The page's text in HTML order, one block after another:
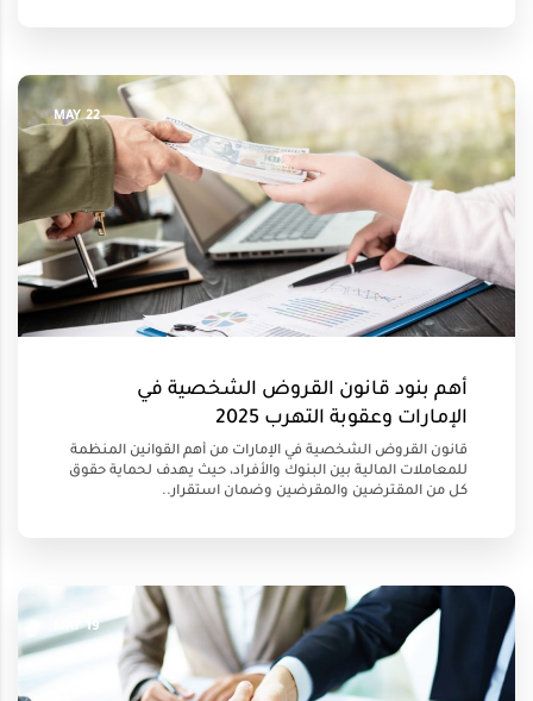
22 MAY
أهم بنود قانون القروض الشخصية في
الإمارات وعقوبة التهرب 2025
قانون القروض الشخصية في الإمارات من أهم القوانين المنظمة
للمعاملات المالية بين البنوك والأفراد، حيث يهدف لحماية حقوق
كل من المقترضين والمقرضين وضمان استقرار..
19 MAY